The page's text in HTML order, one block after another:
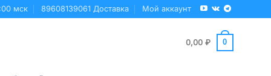
мск 89608139061 Доставка Мой аккаунт
0,00 ₽ 0